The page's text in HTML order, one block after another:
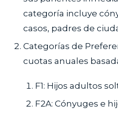
categoría incluye
casos, padres de
Categorías de
cuotas anuales
F1: Hijos adultos
F2A: Cónyuges e